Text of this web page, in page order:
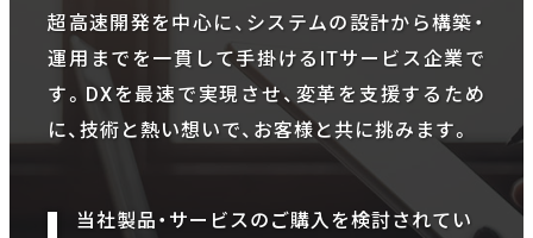
超高速開発を中心に、システムの設計から構築・
運用までを一貫して手掛けるITサービス企業で
す。DXを最速で実現させ、変革を支援するため
に、技術と熱い想いで、お客様と共に挑みます。
当社製品・サービスのご購入を検討されてい